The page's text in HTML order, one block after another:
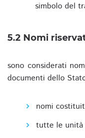
simbolo del
5.2 Nomi
sono considerati
documenti dello
nomi
tutte le unità